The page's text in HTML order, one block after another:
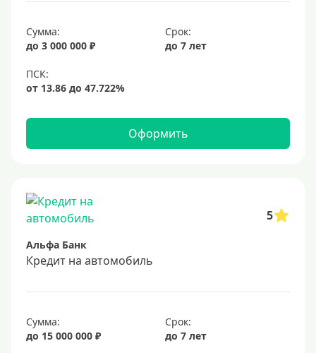
В долларах США
В евро
Заемщики
Для бюджетников и госслужащих
Иностранным гражданам
Безработным
Без стажа работы
Сумма:
до 3 000 000 ₽
Срок:
до 7 лет
Оформить
5
Альфа Банк
Кредит на автомобиль
Сумма:
до 15 000 000 ₽
Срок:
до 7 лет